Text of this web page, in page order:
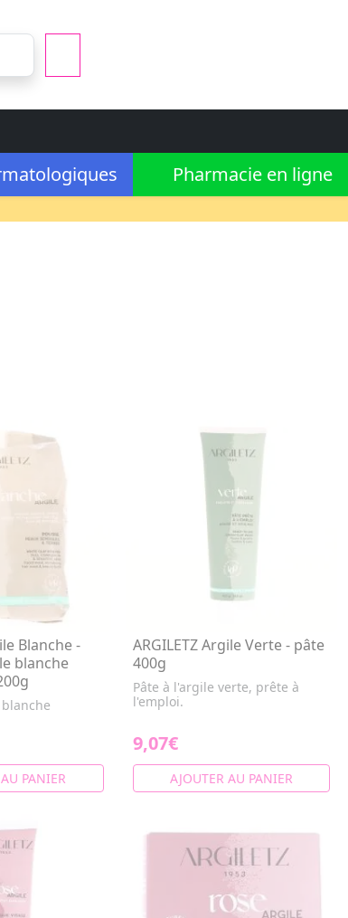
Pharmacie en ligne
Blanche -
blanche
PANIER
ARGILETZ Argile Verte - pâte
400g
Pâte à l'argile verte, prête à
l'emploi.
9,07€
AJOUTER AU PANIER